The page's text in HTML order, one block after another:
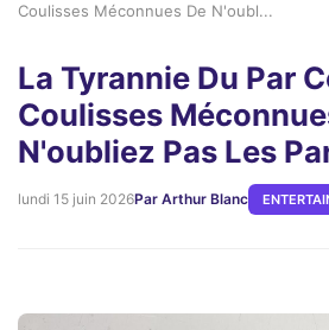
Coulisses Méconnues De N'oubl...
La Tyrannie Du Par
Coulisses
N'oubliez Pas Les
lundi 15 juin 2026Par Arthur Blanc